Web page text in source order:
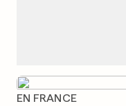
EN FRANCE